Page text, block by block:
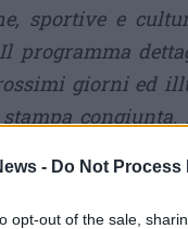
- Do Not
opt-out of the sale,
sportive e
programma
giorni ed
stampa
i limiti e gli